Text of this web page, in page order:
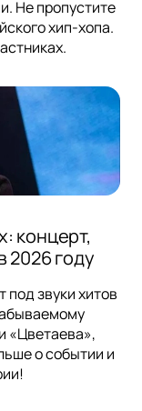
Не пропустите
хип-хопа.
концерт,
2026 году
под звуки хитов
«Цветаева»,
о событии и